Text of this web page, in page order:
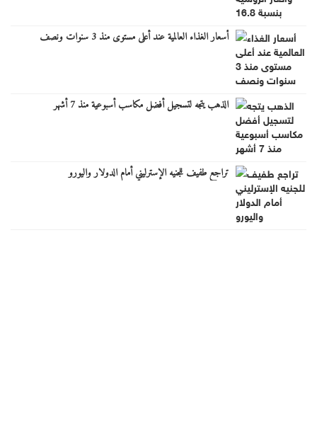
أسعار الغذاء العالمية عند أعلى مستوى منذ 3 سنوات ونصف
الذهب يتجه لتسجيل أفضل مكاسب أسبوعية منذ 7 أشهر
تراجع طفيف للجنيه الإسترليني أمام الدولار واليورو